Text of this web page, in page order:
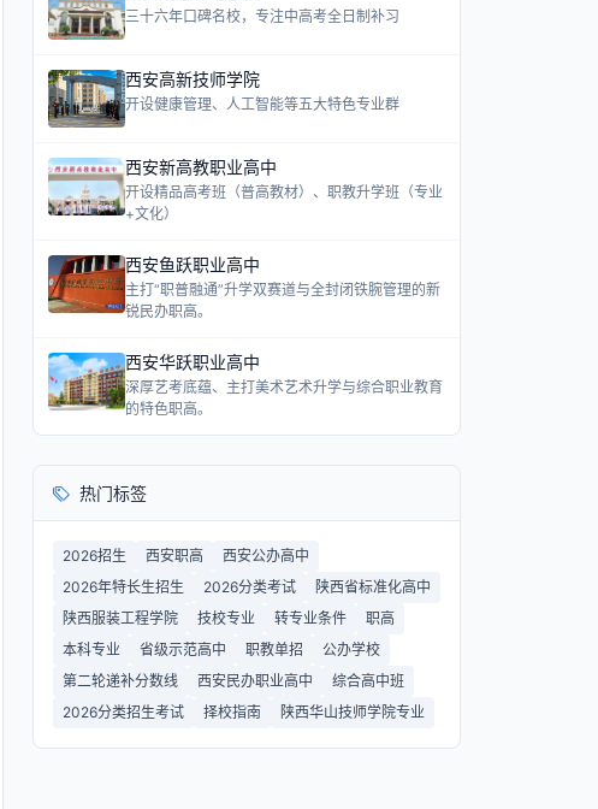
三十六年口碑名校，专注中高考全日制补习
西安高新技师学院
开设健康管理、人工智能等五大特色专业群
西安新高教职业高中
开设精品高考班（普高教材）、职教升学班（专业
+文化）
西安鱼跃职业高中
主打“职普融通”升学双赛道与全封闭铁腕管理的新
锐民办职高。
西安华跃职业高中
深厚艺考底蕴、主打美术艺术升学与综合职业教育
的特色职高。
热门标签
2026招生 西安职高
西安公办高中
2026年特长生招生
2026分类考试
陕西省标准化高中
陕西服装工程学院
技校专业 转专业条件
职高
本科专业
省级示范高中 职教单招
公办学校
第二轮递补分数线
西安民办职业高中
综合高中班
2026分类招生考试
择校指南 陕西华山技师学院专业